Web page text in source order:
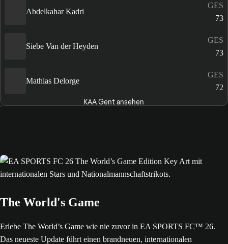
Abdelkahar Kadri
GES
73
Siebe Van der Heyden
GES
73
Mathias Delorge
GES
72
KAA Gent ansehen
The World's Game
Erlebe The World’s Game wie nie zuvor in EA SPORTS FC™ 26.
Das neueste Update führt einen brandneuen, internationalen